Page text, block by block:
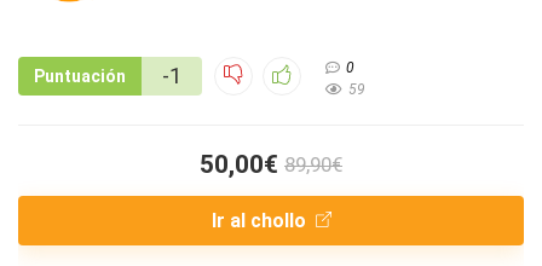
Puntuación -1
0
59
50,00€ 89,90€
Ir al chollo